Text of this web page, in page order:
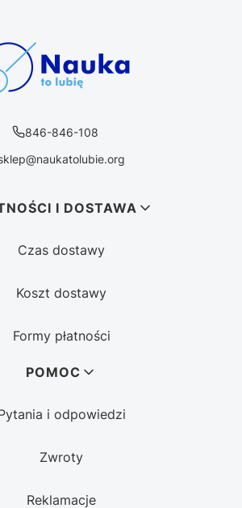
846-846-108
I DOSTAWA
Czas dostawy
Koszt dostawy
Formy płatności
POMOC
i odpowiedzi
Zwroty
Reklamacje